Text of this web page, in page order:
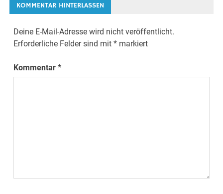
KOMMENTAR HINTERLASSEN
Deine E-Mail-Adresse wird nicht veröffentlicht.
Erforderliche Felder sind mit* markiert
Kommentar*